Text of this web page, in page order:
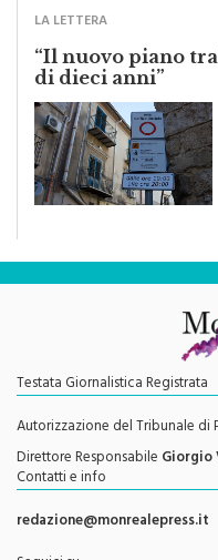
LA LETTERA
“Il nuovo piano
di dieci anni”
Testata Giornalistica Registrata
Autorizzazione del Tribunale di
Direttore ResponsabileGiorgio
Contatti e info
redazione@monrealepress.it